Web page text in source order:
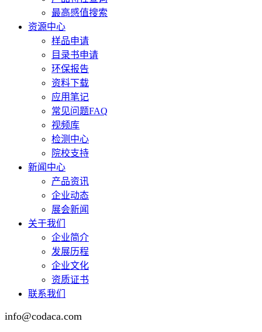
最高感值搜索
资源中心
样品申请
目录书申请
环保报告
资料下载
应用笔记
常见问题FAQ
视频库
检测中心
院校支持
新闻中心
产品资讯
企业动态
展会新闻
关于我们
企业简介
发展历程
企业文化
资质证书
联系我们
info@codaca.com